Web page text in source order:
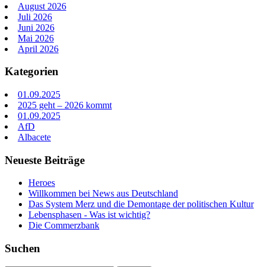
August 2026
Juli 2026
Juni 2026
Mai 2026
April 2026
Kategorien
01.09.2025
2025 geht – 2026 kommt
01.09.2025
AfD
Albacete
Neueste Beiträge
Heroes
Willkommen bei News aus Deutschland
Das System Merz und die Demontage der politischen Kultur
Lebensphasen - Was ist wichtig?
Die Commerzbank
Suchen